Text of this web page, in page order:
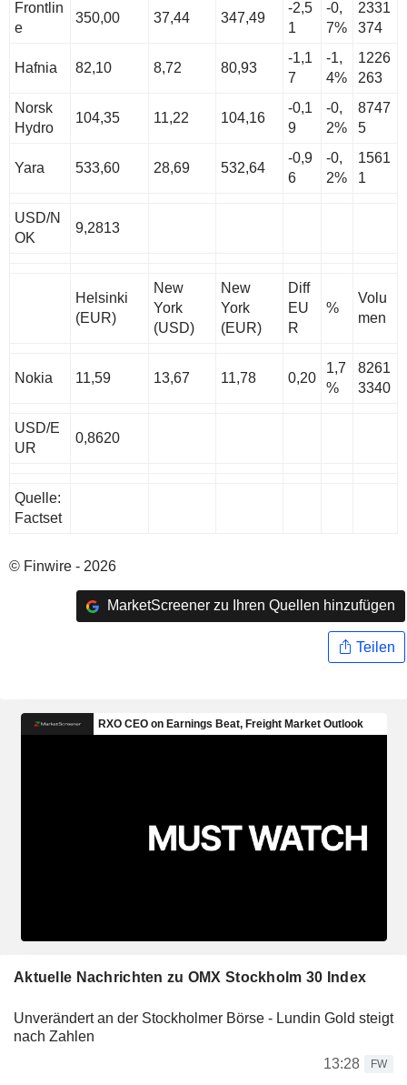
Frontlin
e
350,00 37,44 347,49
-2,5
1
-0,
7%
2331
374
Hafnia 82,10 8,72 80,93
-1,1
7
-1,
4%
1226
263
Norsk
Hydro
104,35 11,22 104,16
-0,1
9
-0,
2%
8747
5
Yara 533,60 28,69 532,64
-0,9
6
-0,
2%
1561
1
USD/N
OK
9,2813
Helsinki
(EUR)
New
York
(USD)
New
York
(EUR)
Diff
EU
R
%
Volu
men
Nokia 11,59 13,67 11,78 0,20
1,7
%
8261
3340
USD/E
UR
0,8620
Quelle:
Factset
© Finwire - 2026
MarketScreener zu Ihren Quellen hinzufügen
Teilen
Aktuelle Nachrichten zu OMX Stockholm 30 Index
Unverändert an der Stockholmer Börse - Lundin Gold steigt
nach Zahlen
13:28
FW